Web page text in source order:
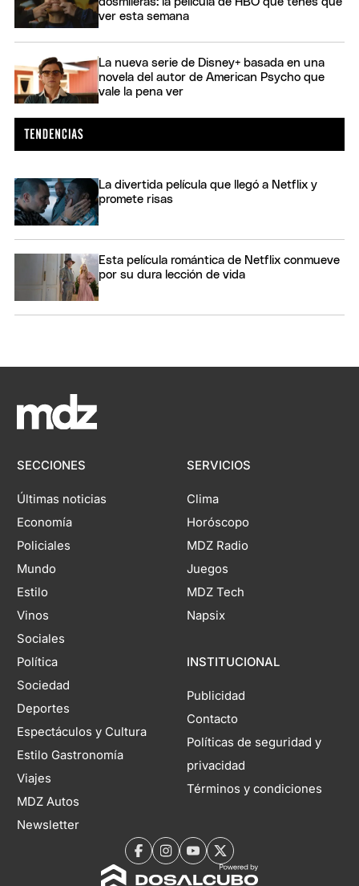
ver esta semana
La nueva serie de Disney+ basada en una
novela del autor de American Psycho que
vale la pena ver
La divertida película que llegó a Netflix y
promete risas
Esta película romántica de Netflix conmueve
por su dura lección de vida
SECCIONES
Últimas noticias
Economía
Policiales
Mundo
Estilo
Vinos
Sociales
Política
Sociedad
Deportes
Espectáculos y Cultura
Estilo Gastronomía
Viajes
MDZ Autos
Newsletter
SERVICIOS
Clima
Horóscopo
MDZ Radio
Juegos
MDZ Tech
Napsix
INSTITUCIONAL
Publicidad
Contacto
Políticas de seguridad y
privacidad
Términos y condiciones